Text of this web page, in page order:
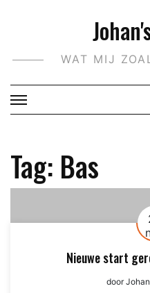
WAT MIJ
Tag: Bas
Nieuwe start
doorJohan